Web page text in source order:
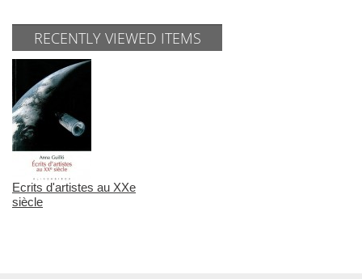
RECENTLY VIEWED ITEMS
Ecrits d'artistes au XXe
siècle